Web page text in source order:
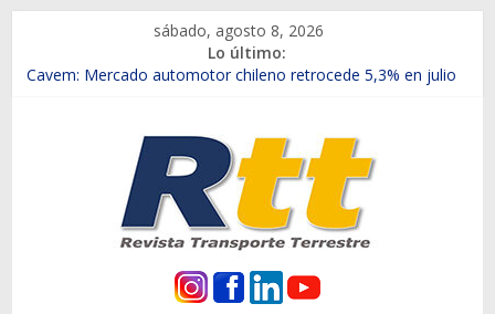
contenido
sábado, agosto 8, 2026
Lo último:
Chile es el primer mercado internacional en lanzar la nueva
Salfa suma vehículos electrificados de Chevrolet en el Biobío
Samex amplía su red con nuevas sucursales en Rancagua y
SINOTRUK Pick-ups presentó la recién estrenada Bolden en
la Expo Compras Públicas 2026